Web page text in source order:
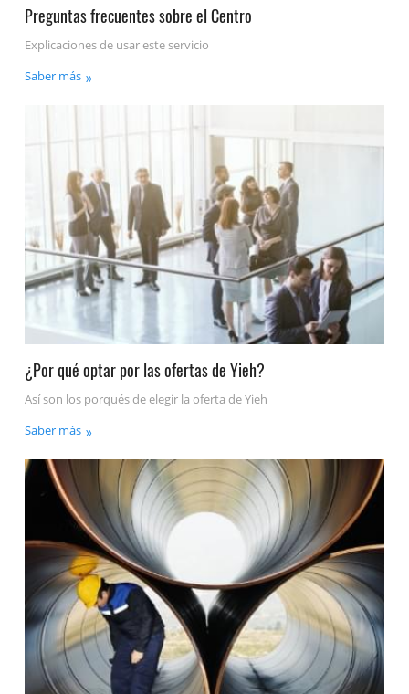
Preguntas frecuentes sobre el Centro
Explicaciones de usar este servicio
Saber más
¿Por qué optar por las ofertas de Yieh?
Así son los porqués de elegir la oferta de Yieh
Saber más